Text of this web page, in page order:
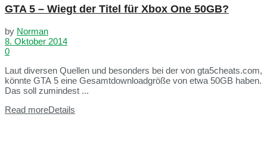
GTA 5 – Wiegt der Titel für Xbox One 50GB?
by Norman
8. Oktober 2014
0
Laut diversen Quellen und besonders bei der von gta5cheats.com,
könnte GTA 5 eine Gesamtdownloadgröße von etwa 50GB haben.
Das soll zumindest ...
Read moreDetails